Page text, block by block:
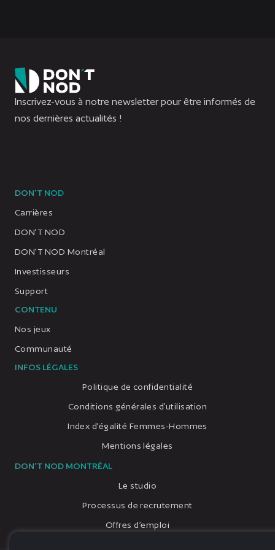
Inscrivez-vous à notre newsletter pour être informés de
nos dernières actualités !
DON'T NOD
Carrières
DON’T NOD
DON’T NOD Montréal
Investisseurs
Support
CONTENU
Nos jeux
Communauté
INFOS LÉGALES
Politique de confidentialité
Conditions générales d’utilisation
Index d’égalité Femmes-Hommes
Mentions légales
DON'T NOD MONTRÉAL
Le studio
Processus de recrutement
Offres d’emploi